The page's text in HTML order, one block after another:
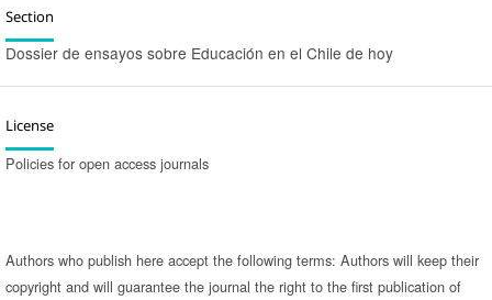
Section
Dossier de ensayos sobre Educación en el Chile de hoy
License
Policies for open access journals
Authors who publish here accept the following terms: Authors will keep their
copyright and will guarantee the journal the right to the first publication of